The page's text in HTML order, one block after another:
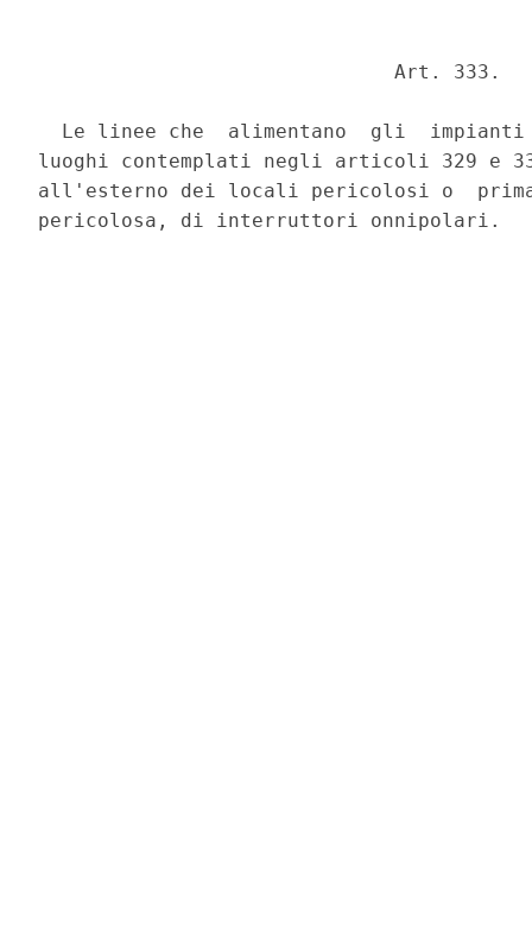
                              Art. 333.
Le linee che  alimentano  gli
luoghi contemplati negli articoli 329 e
all'esterno dei locali pericolosi o